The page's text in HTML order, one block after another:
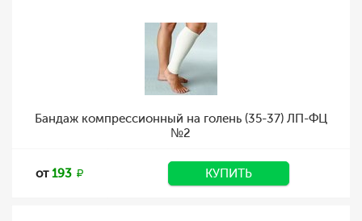
Бандаж компрессионный на голень (35-37) ЛП-ФЦ
№2
от193 КУПИТЬ